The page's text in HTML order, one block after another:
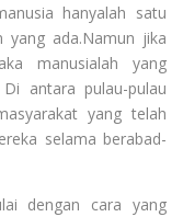
hanyalah satu
yang ada.Namun jika
manusialah yang
antara pulau-pulau
yang telah
selama berabad-
dengan cara yang